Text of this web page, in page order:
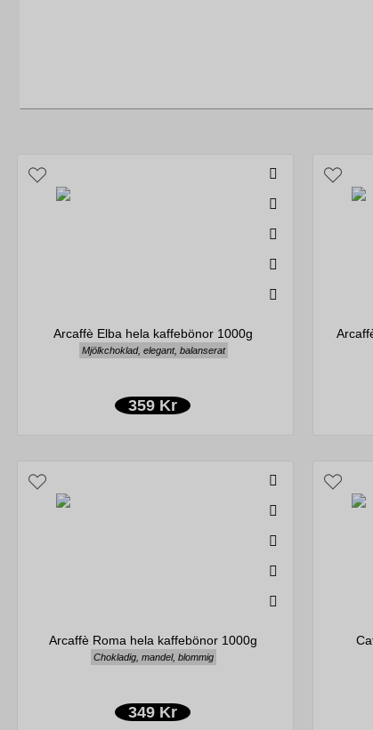
Arcaffè Elba hela kaffebönor 1000g
Mjölkchoklad, elegant, balanserat
359 Kr
Arcaffè Roma hela kaffebönor 1000g
Chokladig, mandel, blommig
349 Kr